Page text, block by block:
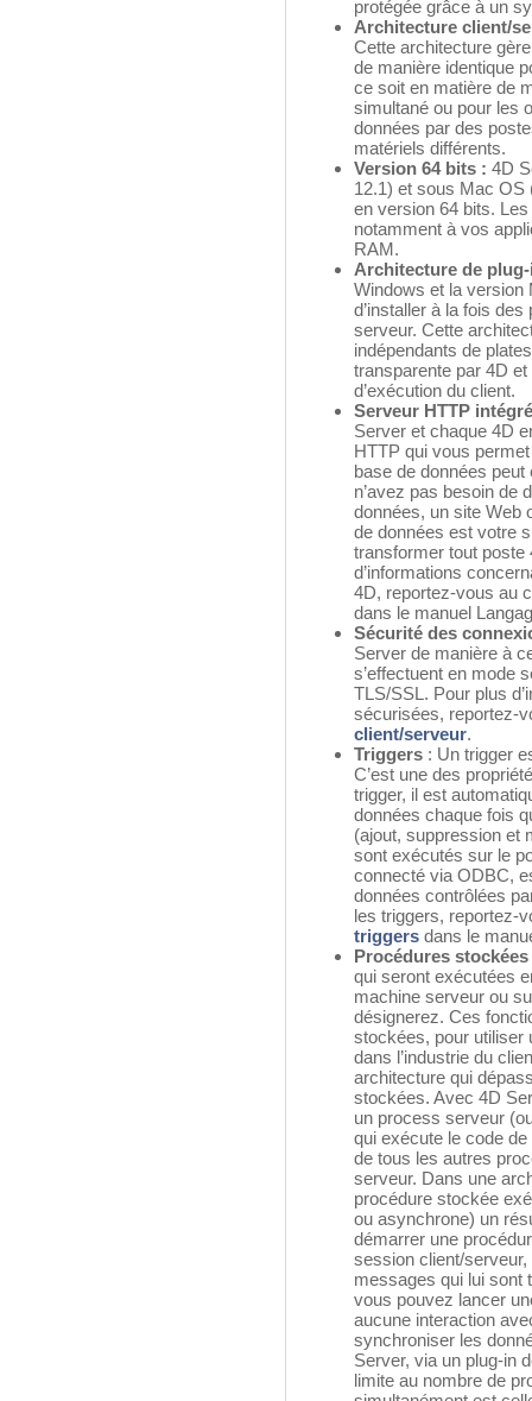
protégée grâce à un
Architecture client/
Cette architecture
de manière identique
ce soit en matière de
simultané ou pour les
données par des
matériels différents.
Version 64 bits : 4D
12.1) et sous Mac OS
en version 64 bits.
notamment à vos
RAM.
Architecture de
Windows et la version
d’installer à la fois
serveur. Cette
indépendants de
transparente par 4D
d’exécution du client.
Serveur HTTP intégré
Server et chaque 4D
HTTP qui vous
base de données
n’avez pas besoin de
données, un site Web
de données est votre
transformer tout poste
d’informations
4D, reportez-vous au
dans le manuel
Sécurité des
Server de manière à
s’effectuent en mode
TLS/SSL. Pour plus
sécurisées, reportez-
client/serveur.
Triggers : Un trigger
C’est une des
trigger, il est
données chaque fois
(ajout, suppression et
sont exécutés sur le
connecté via ODBC,
données contrôlées
les triggers, reportez-
triggers dans le
Procédures stockées
qui seront exécutées
machine serveur ou
désignerez. Ces
stockées, pour utiliser
dans l’industrie du
architecture qui
stockées. Avec 4D
un process serveur
qui exécute le code
de tous les autres
serveur. Dans une
procédure stockée
ou asynchrone) un
démarrer une
session client/
messages qui lui sont
vous pouvez lancer
aucune interaction
synchroniser les
Server, via un plug-in
limite au nombre de